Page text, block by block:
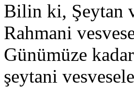
Bilin ki, Şeytan
Rahmani
Günümüze
şeytani